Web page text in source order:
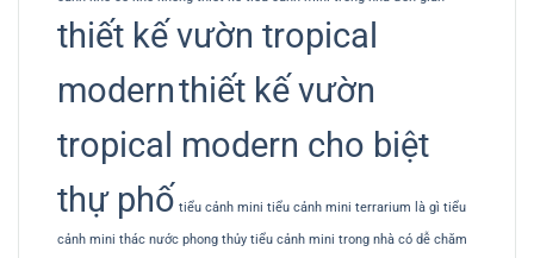
thiết kế vườn tropical
modernthiết kế vườn
tropical modern cho biệt
thự phố tiểu cảnh mini tiểu cảnh mini terrarium là gì tiểu
cảnh mini thác nước phong thủy tiểu cảnh mini trong nhà có dễ chăm